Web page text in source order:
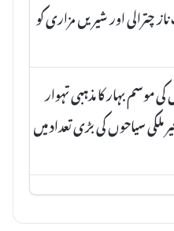
چترالی اور شیریں مزاری کو
موسم بہار کا مذہبی تہوار
سیاحوں کی بڑی تعداد میں